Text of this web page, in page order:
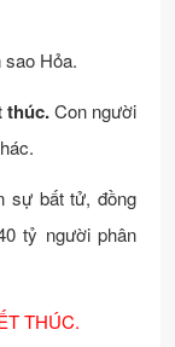
Hỏa.
thúc.Con người
sự bất tử, đồng
tỷ người phân
THÚC.